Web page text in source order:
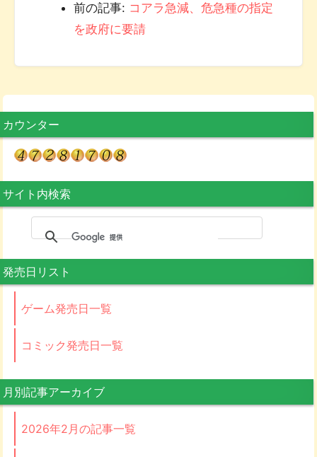
前の記事: コアラ急減、危急種の指定
を政府に要請
カウンター
サイト内検索
発売日リスト
ゲーム発売日一覧
コミック発売日一覧
月別記事アーカイブ
2026年2月の記事一覧